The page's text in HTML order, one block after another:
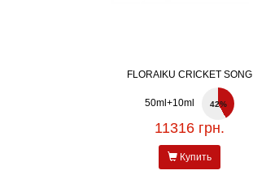
FLORAIKU CRICKET SONG
50ml+10ml 42%
11316 грн.
Купить